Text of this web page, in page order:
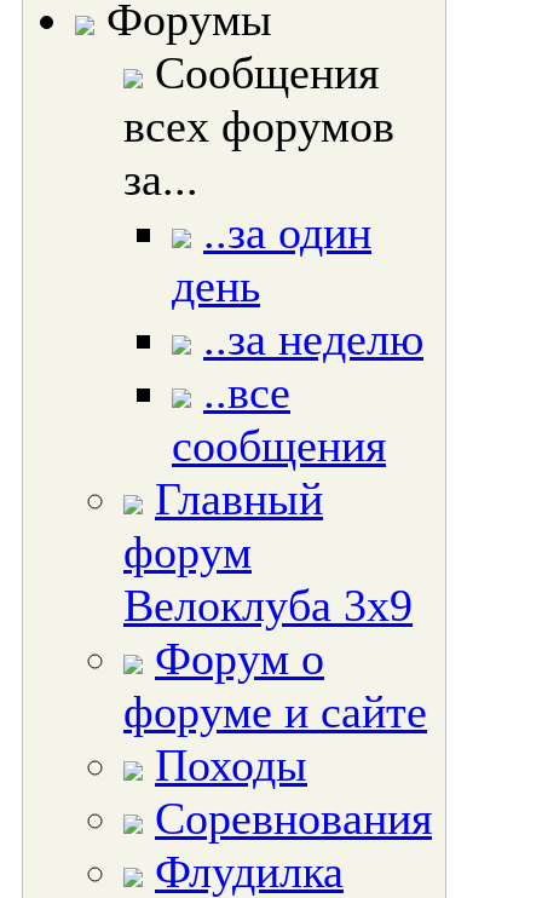
Форумы
Сообщения
всех форумов
за...
..за один
день
..за неделю
..все
сообщения
Главный
форум
Велоклуба 3х9
Форум о
форуме и сайте
Походы
Соревнования
Флудилка